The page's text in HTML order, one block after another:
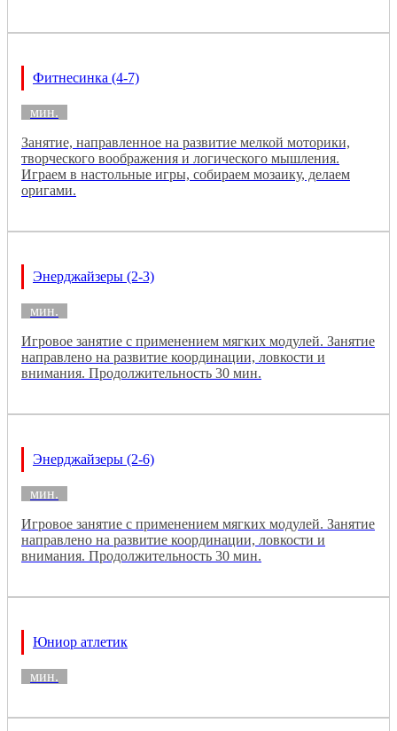
Фитнесинка (4-7)
мин.
Занятие, направленное на развитие мелкой моторики,
творческого воображения и логического мышления.
Играем в настольные игры, собираем мозаику, делаем
оригами.
Энерджайзеры (2-3)
мин.
Игровое занятие с применением мягких модулей. Занятие
направлено на развитие координации, ловкости и
внимания. Продолжительность 30 мин.
Энерджайзеры (2-6)
мин.
Игровое занятие с применением мягких модулей. Занятие
направлено на развитие координации, ловкости и
внимания. Продолжительность 30 мин.
Юниор атлетик
мин.